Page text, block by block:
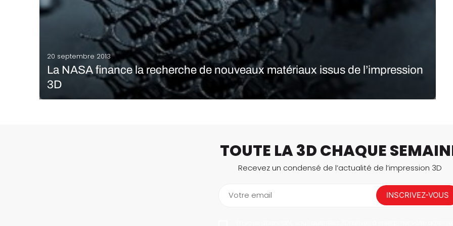
Logiciels 3D
Matériaux
Scanners 3D
Vidéos
20 septembre 2013
La NASA finance la recherche de nouveaux matériaux issus de l’impression
3D
TOUTE LA 3D CHAQUE
Recevez un condensé de l’actualité de l’impression 3D
Votre email INSCRIVEZ-VOUS